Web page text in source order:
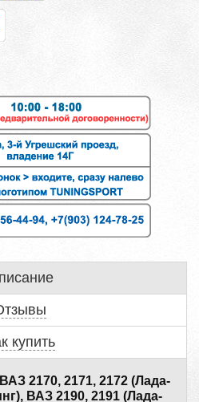
купить
2170, 2171, 2172 (Лада-
ВАЗ 2190, 2191 (Лада-